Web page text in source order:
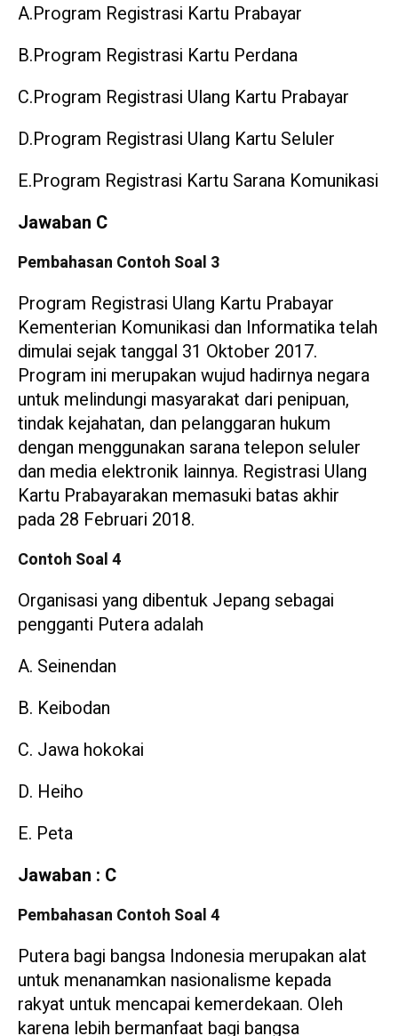
A.Program Registrasi Kartu Prabayar
B.Program Registrasi Kartu Perdana
C.Program Registrasi Ulang Kartu Prabayar
D.Program Registrasi Ulang Kartu Seluler
E.Program Registrasi Kartu Sarana Komunikasi
Jawaban C
Pembahasan Contoh Soal 3
Program Registrasi Ulang Kartu Prabayar
Kementerian Komunikasi dan Informatika telah
dimulai sejak tanggal 31 Oktober 2017.
Program ini merupakan wujud hadirnya negara
untuk melindungi masyarakat dari penipuan,
tindak kejahatan, dan pelanggaran hukum
dengan menggunakan sarana telepon seluler
dan media elektronik lainnya. Registrasi Ulang
Kartu Prabayarakan memasuki batas akhir
pada 28 Februari 2018.
Contoh Soal 4
Organisasi yang dibentuk Jepang sebagai
pengganti Putera adalah
A. Seinendan
B. Keibodan
C. Jawa hokokai
D. Heiho
E. Peta
Jawaban : C
Pembahasan Contoh Soal 4
Putera bagi bangsa Indonesia merupakan alat
untuk menanamkan nasionalisme kepada
rakyat untuk mencapai kemerdekaan. Oleh
karena lebih bermanfaat bagi bangsa